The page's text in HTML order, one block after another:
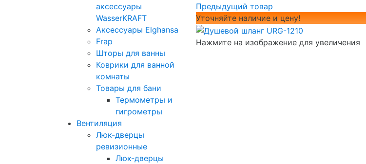
аксессуары
WasserKRAFT
Аксессуары Elghansa
Frap
Шторы для ванны
Коврики для ванной
комнаты
Товары для бани
Термометры и
гигрометры
Вентиляция
Люк-дверцы
ревизионные
Люк-дверцы
Предыдущий товар
Уточняйте наличие и цену!
Нажмите на изображение для увеличения